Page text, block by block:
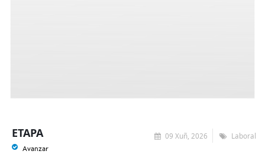
09 Xuñ, 2026 Laboral
ETAPA
Avanzar